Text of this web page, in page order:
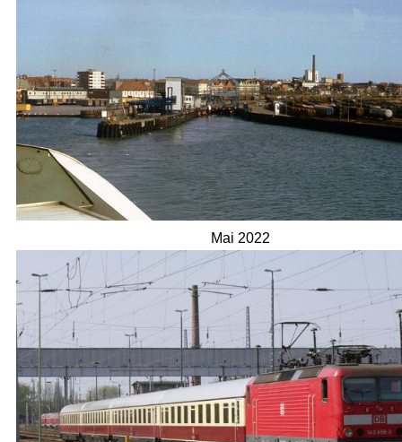
Mai 2022